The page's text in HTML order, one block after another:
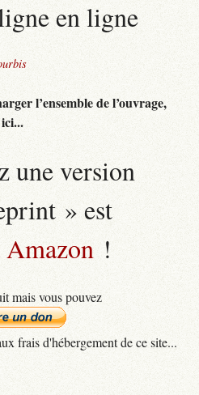
en ligne
l’ensemble de l’ouvrage,
une version
» est
!
mais vous pouvez
frais d'hébergement de ce site...